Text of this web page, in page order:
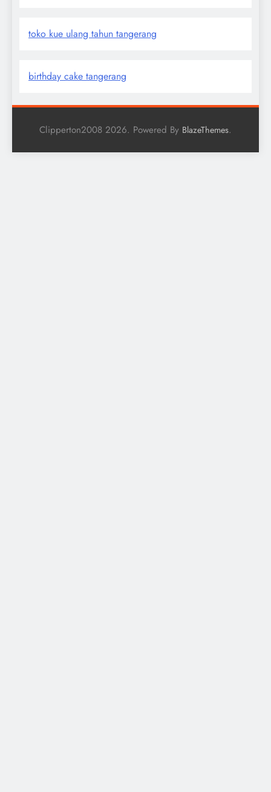
toko kue ulang tahun tangerang
birthday cake tangerang
Clipperton2008 2026. Powered By BlazeThemes.